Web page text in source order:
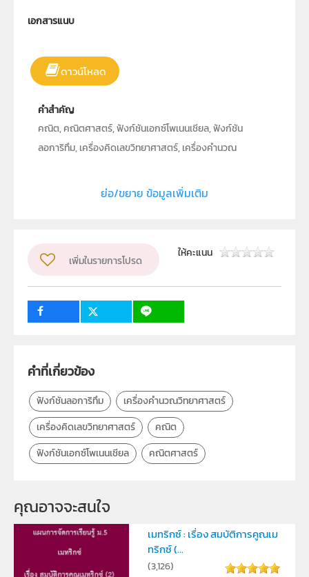
เอกสารแนบ
ดาวน์โหลด
คำสำคัญ
คณิต, คณิตศาสตร์, ฟังก์ชันเอกซ์โพเนนเชียล, ฟังก์ชัน
ลอการิทึม, เครื่องคิดเลขวิทยาศาสตร์, เครื่องคำนวณ
Text
ผู้แต่ง หรือ เจ้าของผลงาน
วิชา
กลุ่มเป้าหมาย
ย่อ/ขยาย ข้อมูลเพิ่มเติม
เพิ่มในรายการโปรด
ให้คะแนน
คำที่เกี่ยวข้อง
ฟังก์ชันลอการิทึม
เครื่องคำนวณวิทยาศาสตร์
เครื่องคิดเลขวิทยาศาสตร์
คณิต
ฟังก์ชันเอกซ์โพเนนเชียล
คณิตศาสตร์
คุณอาจจะสนใจ
เมทริกซ์ : เรื่อง สมบัติการคูณเม
ทริกซ์ (...
(3,126)